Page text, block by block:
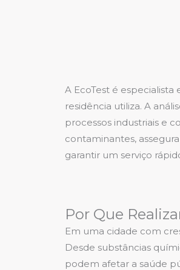
A EcoTest é especialista
residência utiliza. A
processos industriais e
contaminantes,
garantir um serviço
Por Que
Em uma cidade com
Desde substâncias
podem afetar a saúde